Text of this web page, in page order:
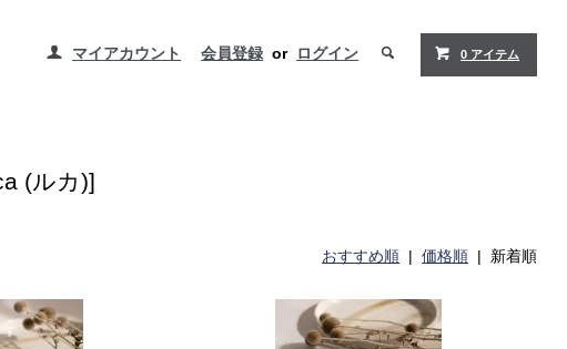
マイアカウント 会員登録 or ログイン 0 アイテム
(ルカ)]
おすすめ順 |価格順 | 新着順